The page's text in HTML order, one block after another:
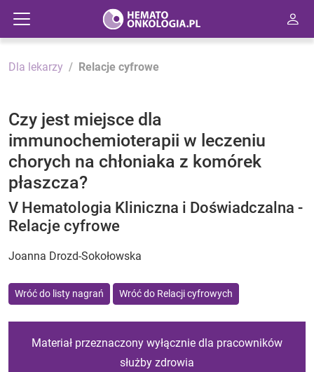
Dla lekarzy Relacje cyfrowe
Czy jest miejsce dla
immunochemioterapii w leczeniu
chorych na chłoniaka z komórek
płaszcza?
V Hematologia Kliniczna i Doświadczalna -
Relacje cyfrowe
Joanna Drozd-Sokołowska
Wróć do listy nagrań Wróć do Relacji cyfrowych
Materiał przeznaczony wyłącznie dla pracowników
służby zdrowia